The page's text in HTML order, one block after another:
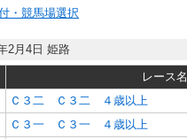
・競馬場選択
2月4日 姫路
レース名
Ｃ３二 Ｃ３二 ４歳以上
Ｃ３一 Ｃ３一 ４歳以上